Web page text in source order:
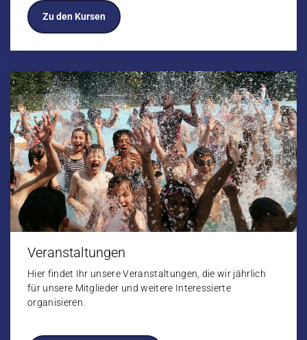
Zu den Kursen
Veranstaltungen
Hier findet Ihr unsere Veranstaltungen, die wir jährlich
für unsere Mitglieder und weitere Interessierte
organisieren.